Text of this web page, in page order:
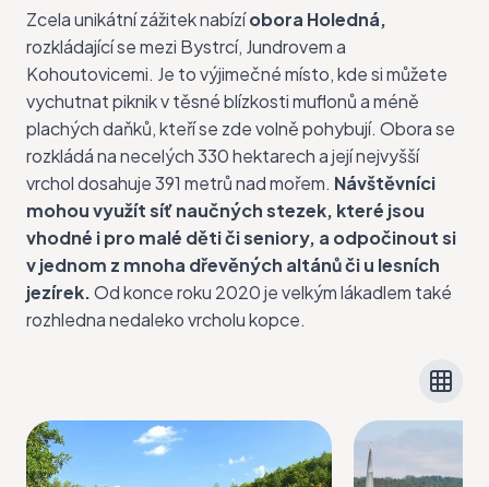
Zcela unikátní zážitek nabízíobora Holedná,
rozkládající se mezi Bystrcí, Jundrovem a
Kohoutovicemi. Je to výjimečné místo, kde si můžete
vychutnat piknik v těsné blízkosti muflonů a méně
plachých daňků, kteří se zde volně pohybují. Obora se
rozkládá na necelých 330 hektarech a její nejvyšší
vrchol dosahuje 391 metrů nad mořem. Návštěvníci
mohou využít síť naučných stezek, které jsou
vhodné i pro malé děti či seniory, a odpočinout si
v jednom z mnoha dřevěných altánů či u lesních
jezírek.Od konce roku 2020 je velkým lákadlem také
rozhledna nedaleko vrcholu kopce.